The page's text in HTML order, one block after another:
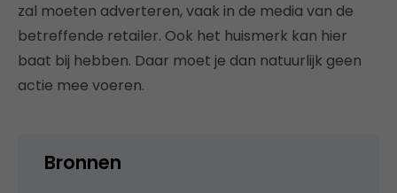
zal moeten adverteren, vaak in de media van de
betreffende retailer. Ook het huismerk kan hier
baat bij hebben. Daar moet je dan natuurlijk geen
actie mee voeren.
Bronnen